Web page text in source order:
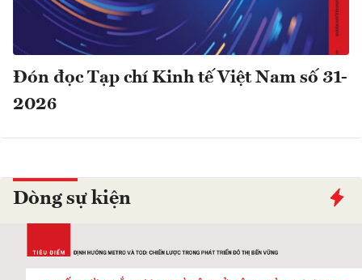
Dòng sự kiện
Đón đọc Tạp chí Kinh tế Việt Nam số 31-
2026